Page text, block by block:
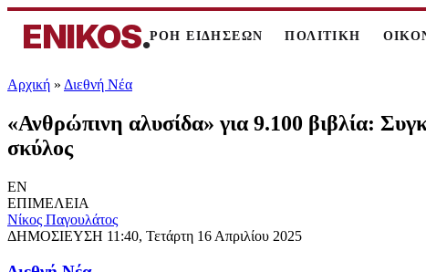
ENIKOS.ΡΟΗ ΕΙΔΗΣΕΩΝ ΠΟΛΙΤΙΚΗ
Αρχική » Διεθνή Νέα
«Ανθρώπινη αλυσίδα» για 9.100 βιβλία:
σκύλος
EN
ΕΠΙΜΕΛΕΙΑ
Νίκος Παγουλάτος
ΔΗΜΟΣΙΕΥΣΗ 11:40, Τετάρτη 16 Απριλίου 2025